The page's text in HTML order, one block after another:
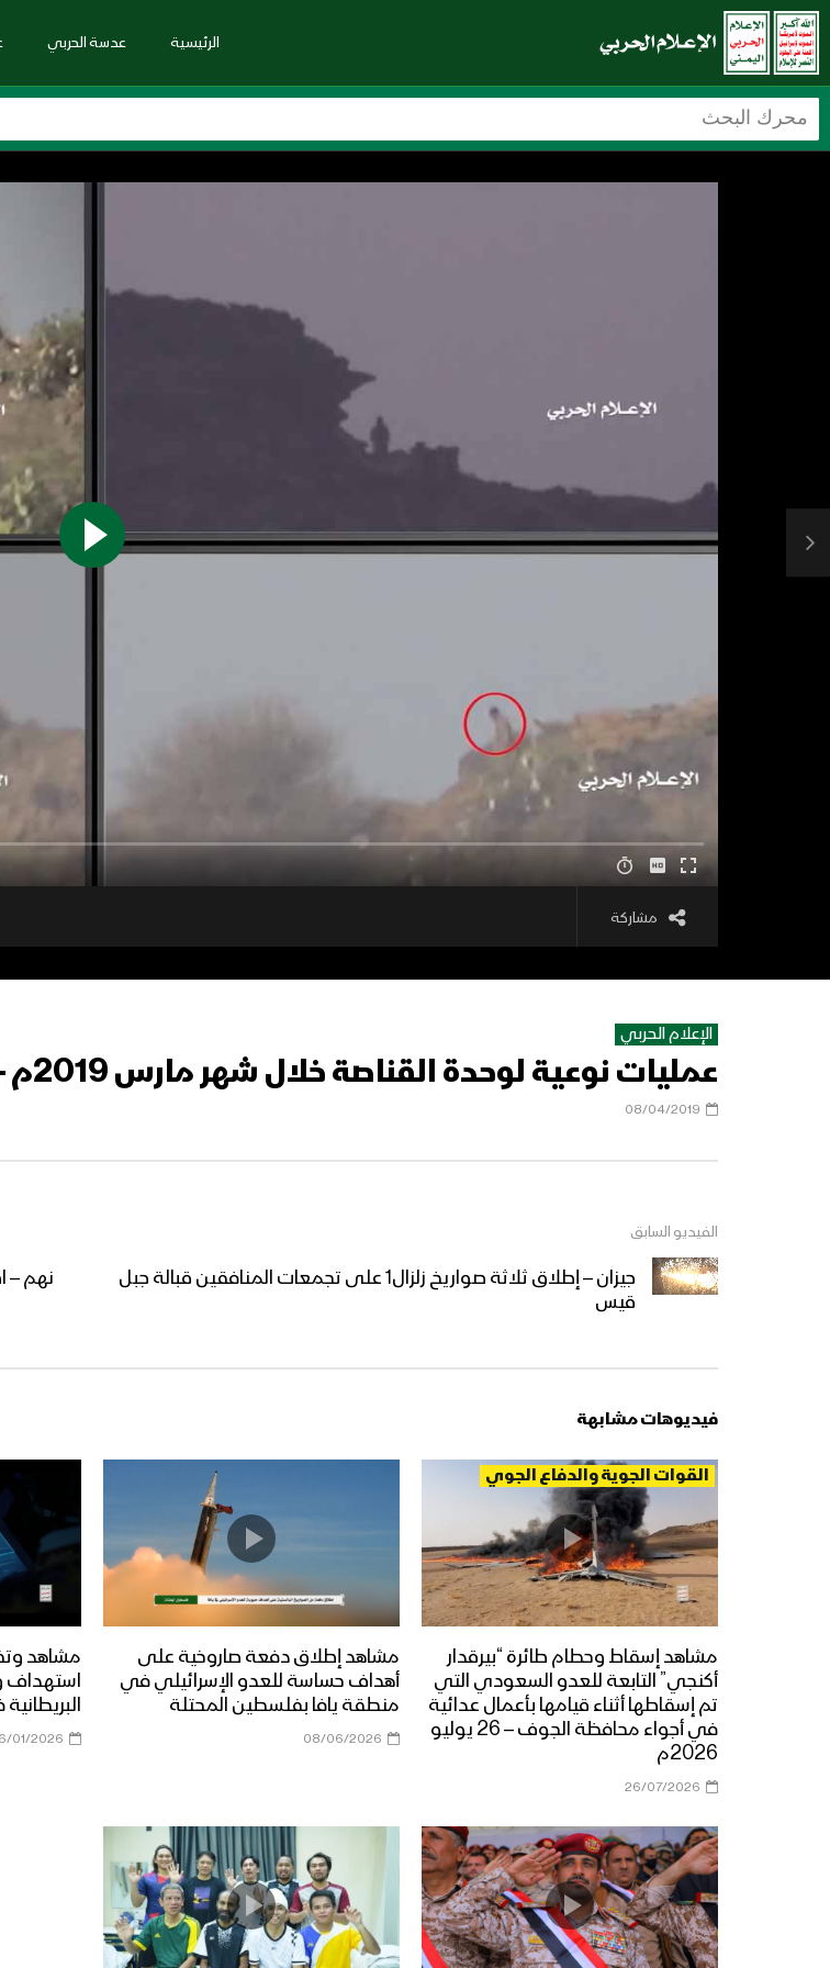
الرئيسية عدسة الحربي
مشاركة
الإعلام الحربي
عمليات نوعية لوحدة القناصة خلال شهر مارس 2019م – تقرير
08/04/2019
الفيديو السابق
جيزان – إطلاق ثلاثة صواريخ زلزال1 على تجمعات المنافقين قبالة جبل
قيس
فيديوهات مشابهة
القوات الجوية والدفاع الجوي
مشاهد إسقاط وحطام طائرة “بيرقدار
أكنجي” التابعة للعدو السعودي التي
تم إسقاطها أثناء قيامها بأعمال عدائية
في أجواء محافظة الجوف – 26 يوليو
2026م
26/07/2026
مشاهد إطلاق دفعة صاروخية على
أهداف حساسة للعدو الإسرائيلي في
منطقة يافا بفلسطين المحتلة
08/06/2026
مشاهد
استهداف
01/2026